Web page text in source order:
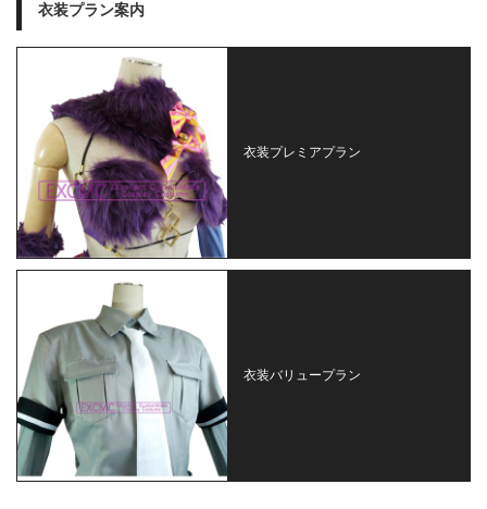
衣装プラン案内
衣装プレミアプラン
衣装バリュープラン